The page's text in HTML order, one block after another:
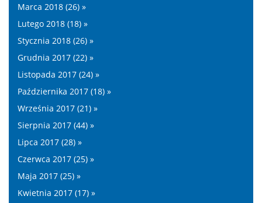
Marca 2018 (26) »
Lutego 2018 (18) »
Stycznia 2018 (26) »
Grudnia 2017 (22) »
Listopada 2017 (24) »
Października 2017 (18) »
Września 2017 (21) »
Sierpnia 2017 (44) »
Lipca 2017 (28) »
Czerwca 2017 (25) »
Maja 2017 (25) »
Kwietnia 2017 (17) »